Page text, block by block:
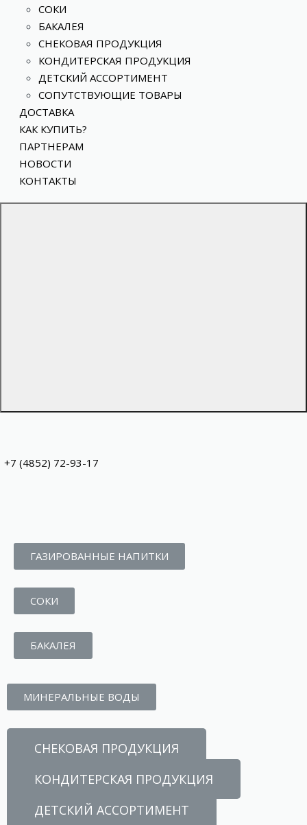
СОКИ
БАКАЛЕЯ
СНЕКОВАЯ ПРОДУКЦИЯ
КОНДИТЕРСКАЯ ПРОДУКЦИЯ
ДЕТСКИЙ АССОРТИМЕНТ
СОПУТСТВУЮЩИЕ ТОВАРЫ
ДОСТАВКА
КАК КУПИТЬ?
ПАРТНЕРАМ
НОВОСТИ
КОНТАКТЫ
+7 (4852) 72-93-17
ГАЗИРОВАННЫЕ НАПИТКИ
СОКИ
БАКАЛЕЯ
МИНЕРАЛЬНЫЕ ВОДЫ
СНЕКОВАЯ ПРОДУКЦИЯ
КОНДИТЕРСКАЯ ПРОДУКЦИЯ
ДЕТСКИЙ АССОРТИМЕНТ